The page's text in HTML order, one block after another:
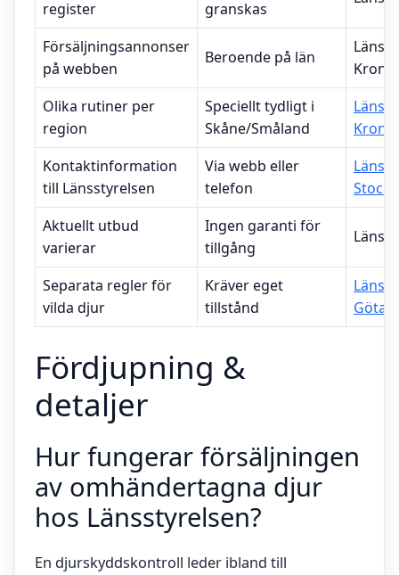
register granskas
Försäljningsannonser
på webben
Beroende på län
Olika rutiner per
region
Speciellt tydligt i
Skåne/Småland
Kontaktinformation
till Länsstyrelsen
Via webb eller
telefon
Aktuellt utbud
varierar
Ingen garanti för
tillgång
Separata regler för
vilda djur
Kräver eget
tillstånd
Fördjupning &
detaljer
Hur fungerar försäljningen
av omhändertagna djur
hos Länsstyrelsen?
En djurskyddskontroll leder ibland till